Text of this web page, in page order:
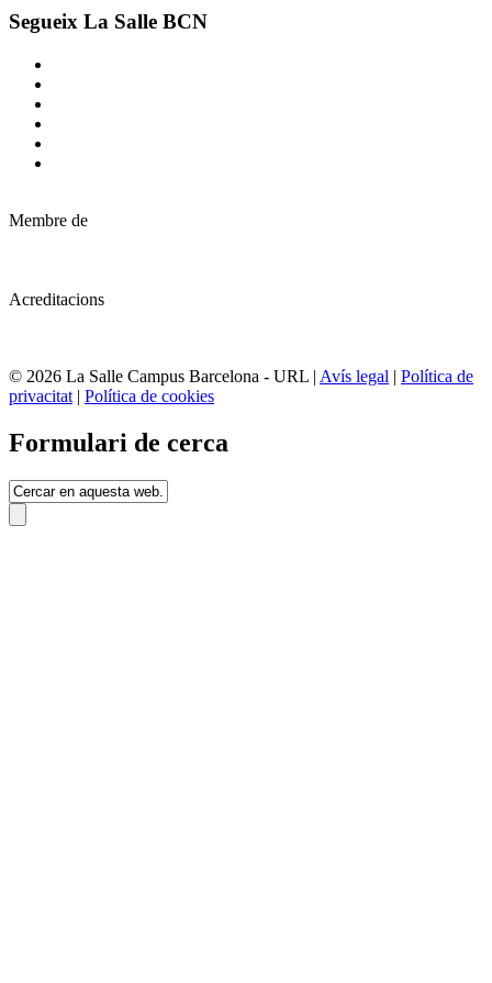
Segueix La Salle BCN
Membre de
Acreditacions
© 2026 La Salle Campus Barcelona - URL | Avís legal | Política de
privacitat | Política de cookies
Formulari de cerca